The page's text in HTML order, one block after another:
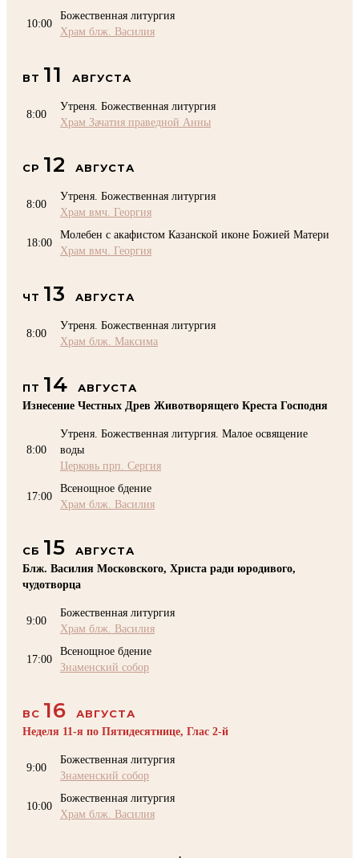
10:00
Божественная литургия
Храм блж. Василия
ВТ 11 АВГУСТА
8:00
Утреня. Божественная литургия
Храм Зачатия праведной Анны
СР 12 АВГУСТА
8:00
Утреня. Божественная литургия
Храм вмч. Георгия
18:00
Молебен с акафистом Казанской иконе Божией Матери
Храм вмч. Георгия
ЧТ 13 АВГУСТА
8:00
Утреня. Божественная литургия
Храм блж. Максима
ПТ 14
АВГУСТА
Изнесение Честных Древ Животворящего Креста Господня
8:00
Утреня. Божественная литургия. Малое освящение
воды
Церковь прп. Сергия
17:00
Всенощное бдение
Храм блж. Василия
СБ 15
АВГУСТА
Блж. Василия Московского, Христа ради юродивого,
чудотворца
9:00
Божественная литургия
Храм блж. Василия
17:00
Всенощное бдение
Знаменский собор
ВС 16
АВГУСТА
Неделя 11-я по Пятидесятнице, Глас 2-й
9:00
Божественная литургия
Знаменский собор
10:00
Божественная литургия
Храм блж. Василия
.